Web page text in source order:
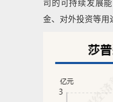
司的可持续发展
金、对外投资等用